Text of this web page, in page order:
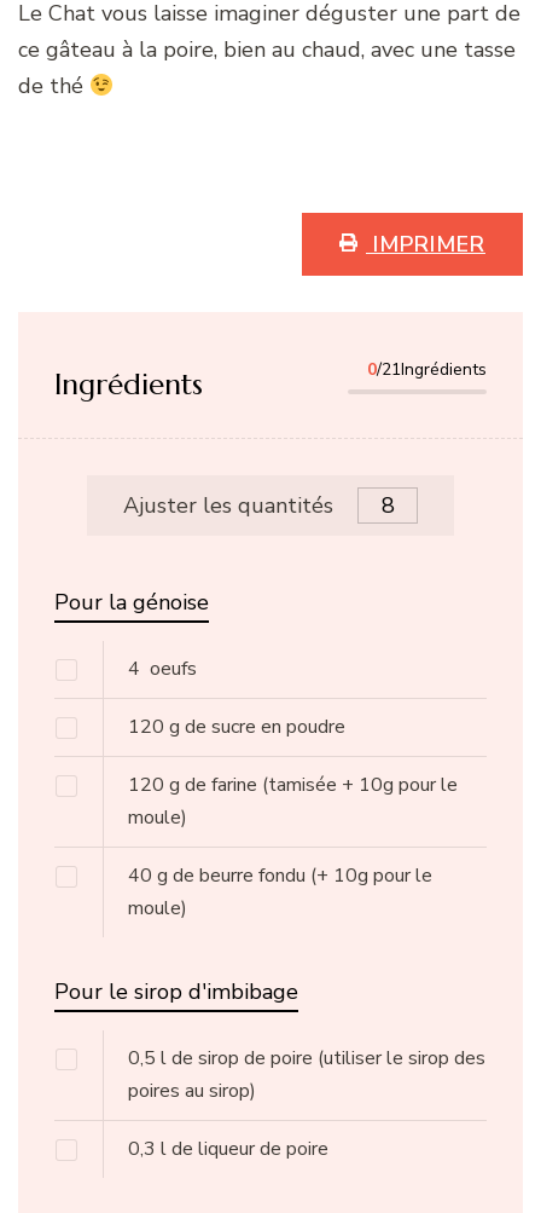
Le Chat vous laisse imaginer déguster une part de
ce gâteau à la poire, bien au chaud, avec une tasse
de thé
IMPRIMER
Ingrédients 0/21Ingrédients
Ajuster les quantités
Pour la génoise
4 oeufs
120 g de sucre en poudre
120 g de farine (tamisée + 10g pour le
moule)
40 g de beurre fondu (+ 10g pour le
moule)
Pour le sirop d'imbibage
0,5 lde sirop de poire (utiliser le sirop des
poires au sirop)
0,3 lde liqueur de poire